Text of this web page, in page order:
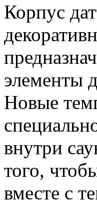
Корпус
элементы
Новые
внутри
того,
вместе с